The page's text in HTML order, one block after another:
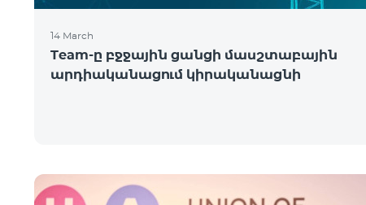
14 March
Team-ը բջջային ցանցի մասշտաբային
արդիականացում կիրականացնի